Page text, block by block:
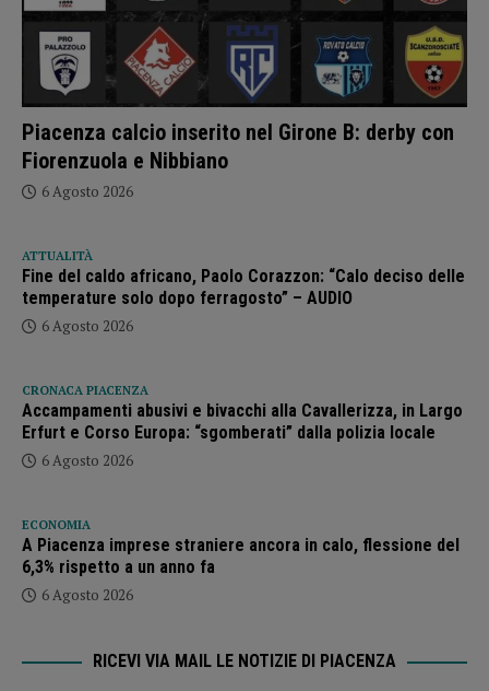
Piacenza calcio inserito nel Girone B: derby con
Fiorenzuola e Nibbiano
6 Agosto 2026
ATTUALITÀ
Fine del caldo africano, Paolo Corazzon: “Calo deciso delle
temperature solo dopo ferragosto” – AUDIO
6 Agosto 2026
CRONACA PIACENZA
Accampamenti abusivi e bivacchi alla Cavallerizza, in Largo
Erfurt e Corso Europa: “sgomberati” dalla polizia locale
6 Agosto 2026
ECONOMIA
A Piacenza imprese straniere ancora in calo, flessione del
6,3% rispetto a un anno fa
6 Agosto 2026
RICEVI VIA MAIL LE NOTIZIE DI PIACENZA